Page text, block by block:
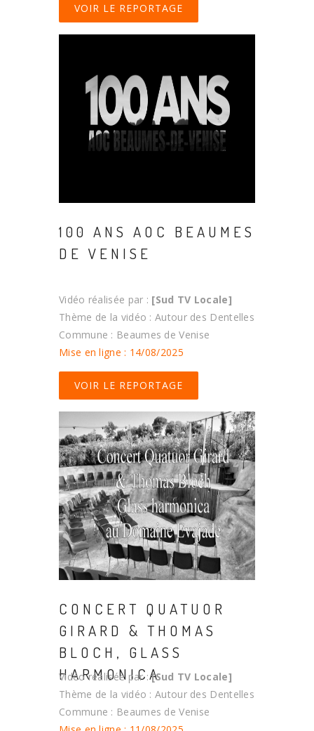
VOIR LE REPORTAGE
100 ANS AOC BEAUMES
DE VENISE
Vidéo réalisée par : [Sud TV Locale]
Thème de la vidéo : Autour des Dentelles
Commune : Beaumes de Venise
Mise en ligne : 14/08/2025
VOIR LE REPORTAGE
CONCERT QUATUOR
GIRARD & THOMAS
BLOCH, GLASS
HARMONICA
Vidéo réalisée par :[Sud TV Locale]
Thème de la vidéo : Autour des Dentelles
Commune : Beaumes de Venise